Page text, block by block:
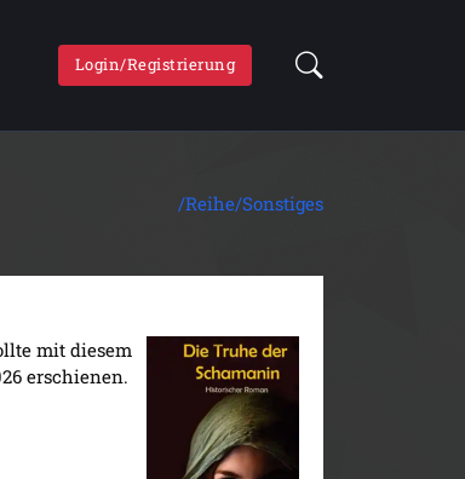
Login/Registrierung
/Reihe/Sonstiges
mit diesem
erschienen.